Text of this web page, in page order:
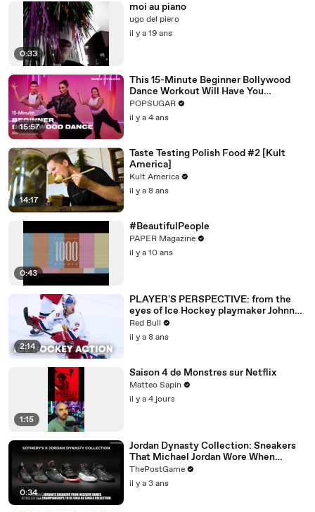
0:33
moi au piano
ugo del piero
il y a 19 ans
15:57
This 15-Minute Beginner Bollywood
Dance Workout Will Have You
Sweating "So Fast"
POPSUGAR
il y a 4 ans
14:17
Taste Testing Polish Food #2 [Kult
America]
Kult America
il y a 8 ans
0:43
#BeautifulPeople
PAPER Magazine
il y a 10 ans
2:14
PLAYER'S PERSPECTIVE: from the
eyes of Ice Hockey playmaker Johnny
Hughes.
Red Bull
il y a 8 ans
1:15
Saison 4 de Monstres sur Netflix
Matteo Sapin
il y a 4 jours
0:34
Jordan Dynasty Collection: Sneakers
That Michael Jordan Wore When
Winning Six NBA Titles
ThePostGame
il y a 3 ans